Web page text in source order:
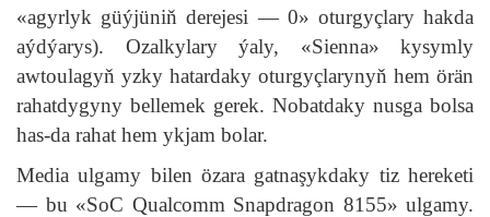
«agyrlyk güýjüniň derejesi — 0» oturgyçlary hakda
aýdýarys). Ozalkylary ýaly, «Sienna» kysymly
awtoulagyň yzky hatardaky oturgyçlarynyň hem örän
rahatdygyny bellemek gerek. Nobatdaky nusga bolsa
has-da rahat hem ykjam bolar.
Media ulgamy bilen özara gatnaşykdaky tiz hereketi
— bu «SoC Qualcomm Snapdragon 8155» ulgamy.